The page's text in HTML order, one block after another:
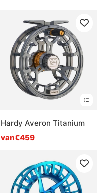
Hardy Averon Titanium
van€459